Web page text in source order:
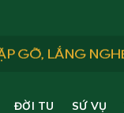
ĐỜI TU SỨ VỤ